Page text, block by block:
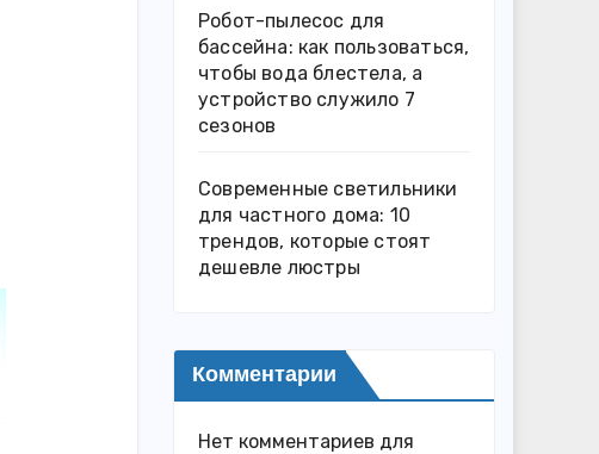
Робот-пылесос для
бассейна: как пользоваться,
чтобы вода блестела, а
устройство служило 7
сезонов
Современные светильники
для частного дома: 10
трендов, которые стоят
дешевле люстры
Комментарии
Нет комментариев для